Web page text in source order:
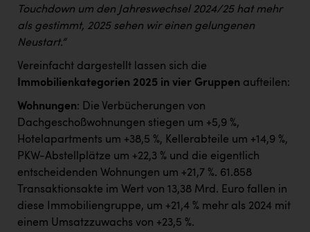
Touchdown um den Jahreswechsel 2024/25 hat mehr
als gestimmt, 2025 sehen wir einen gelungenen
Neustart.“
Vereinfacht dargestellt lassen sich die
Immobilienkategorien 2025 in vier Gruppen aufteilen:
Wohnungen: Die Verbücherungen von
Dachgeschoßwohnungen stiegen um +5,9 %,
Hotelapartments um +38,5 %, Kellerabteile um +14,9 %,
PKW-Abstellplätze um +22,3 % und die eigentlich
entscheidenden Wohnungen um +21,7 %. 61.858
Transaktionsakte im Wert von 13,38 Mrd. Euro fallen in
diese Immobiliengruppe, um +21,4 % mehr als 2024 mit
einem Umsatzzuwachs von +23,5 %.